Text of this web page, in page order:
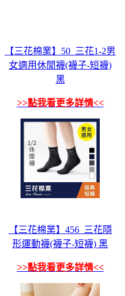
【三花棉業】50_三花1-2男
女適用休閒襪(襪子-短襪)
黑
>>點我看更多詳情<<
【三花棉業】456_三花隱
形運動襪(襪子-短襪) 黑
>>點我看更多詳情<<